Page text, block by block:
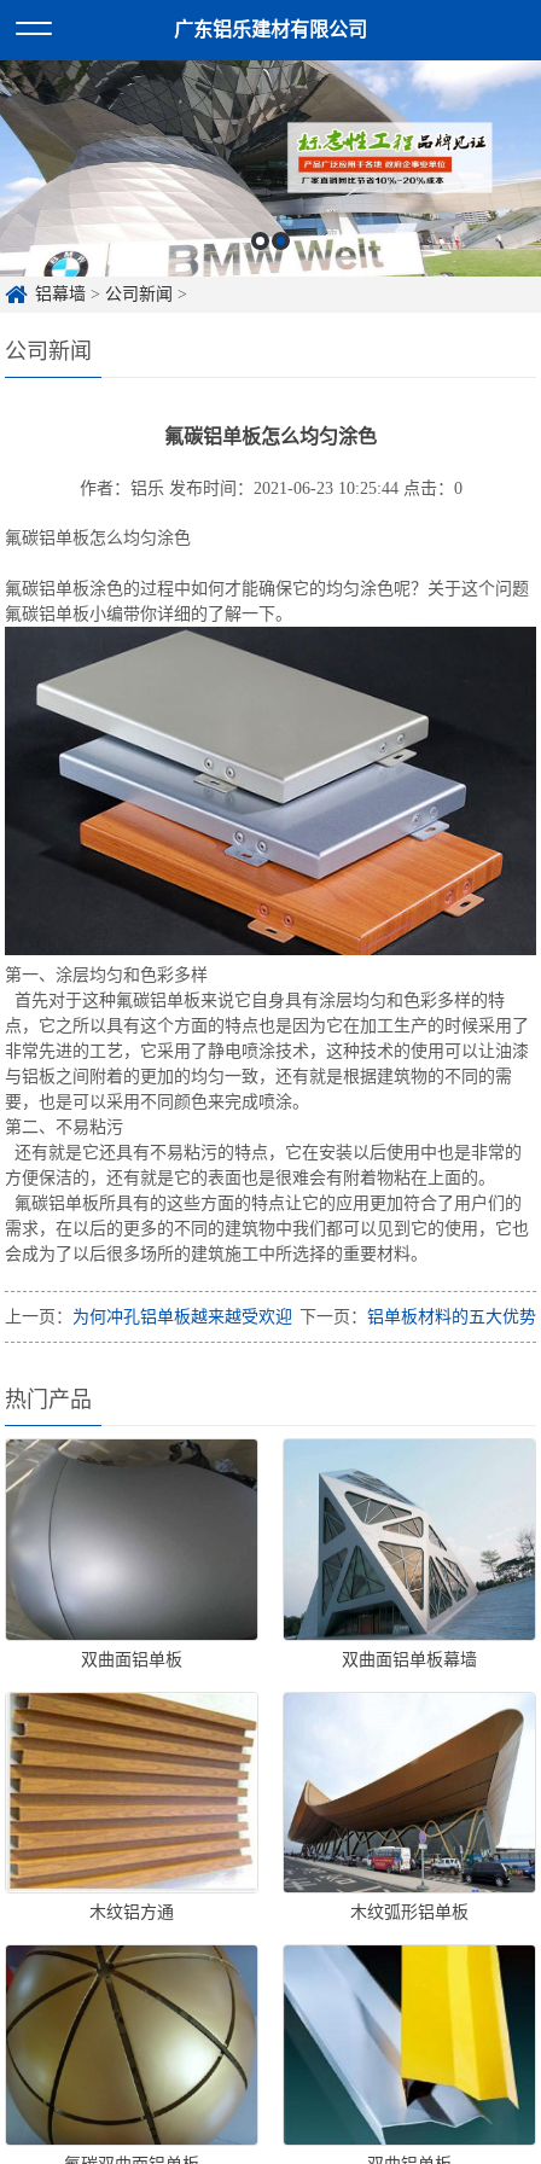
广东铝乐建材有限公司
铝幕墙 > 公司新闻 >
公司新闻
氟碳铝单板怎么均匀涂色
作者：铝乐 发布时间：2021-06-23 10:25:44 点击： 0
氟碳铝单板怎么均匀涂色
氟碳铝单板涂色的过程中如何才能确保它的均匀涂色呢？关于这个问题
氟碳铝单板小编带你详细的了解一下。
第一、涂层均匀和色彩多样
首先对于这种氟碳铝单板来说它自身具有涂层均匀和色彩多样的特
点，它之所以具有这个方面的特点也是因为它在加工生产的时候采用了
非常先进的工艺，它采用了静电喷涂技术，这种技术的使用可以让油漆
与铝板之间附着的更加的均匀一致，还有就是根据建筑物的不同的需
要，也是可以采用不同颜色来完成喷涂。
第二、不易粘污
还有就是它还具有不易粘污的特点，它在安装以后使用中也是非常的
方便保洁的，还有就是它的表面也是很难会有附着物粘在上面的。
氟碳铝单板所具有的这些方面的特点让它的应用更加符合了用户们的
需求，在以后的更多的不同的建筑物中我们都可以见到它的使用，它也
会成为了以后很多场所的建筑施工中所选择的重要材料。
上一页： 为何冲孔铝单板越来越受欢迎 下一页： 铝单板材料的五大优势
热门产品
双曲面铝单板 双曲面铝单板幕墙
木纹铝方通 木纹弧形铝单板